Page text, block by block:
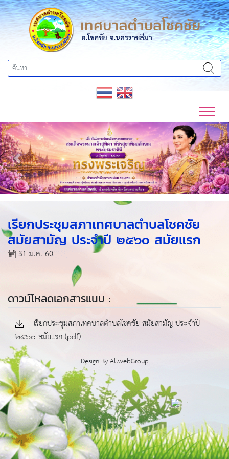
Previous Next
เรียกประชุมสภาเทศบาลตำบลโชคชัย
สมัยสามัญ ประจำปี ๒๕๖๐ สมัยแรก
31 ม.ค. 60
ดาวน์โหลดเอกสารแนบ :
เรียกประชุมสภาเทศบาลตำบลโชคชัย สมัยสามัญ ประจำปี
๒๕๖๐ สมัยแรก (pdf)
Design ByAllwebGroup